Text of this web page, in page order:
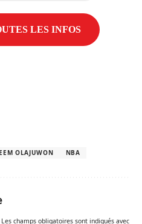
OLAJUWON NBA
Les champs obligatoires sont indiqués avec